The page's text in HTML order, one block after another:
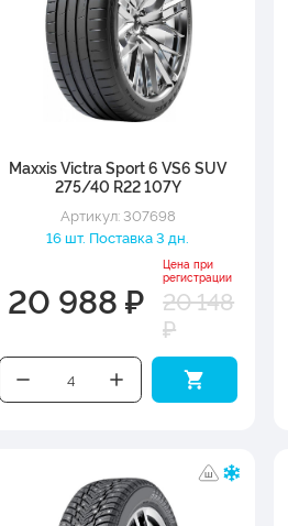
Maxxis Victra Sport 6 VS6 SUV
275/40 R22 107Y
Артикул: 307698
16 шт. Поставка 3 дн.
20 988 ₽
Цена при
регистрации
20 148
₽